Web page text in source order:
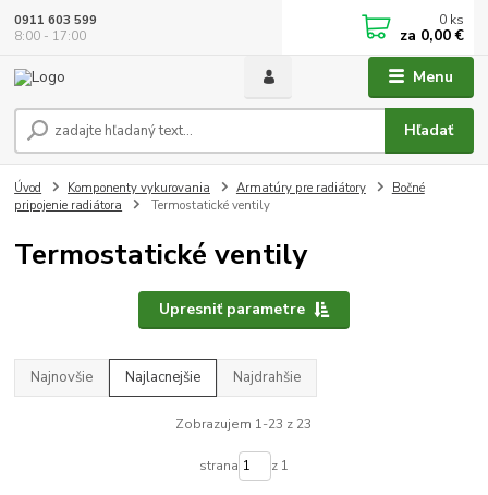
Menu
Hľadať
0911 603 599
8:00 - 17:00
0 ks
za 0,00 €
Úvod Komponenty vykurovania Armatúry pre radiátory
Bočné
pripojenie radiátora
Termostatické ventily
Termostatické ventily
Upresniť parametre
Najnovšie Najlacnejšie Najdrahšie
Zobrazujem 1-23 z 23
strana z 1